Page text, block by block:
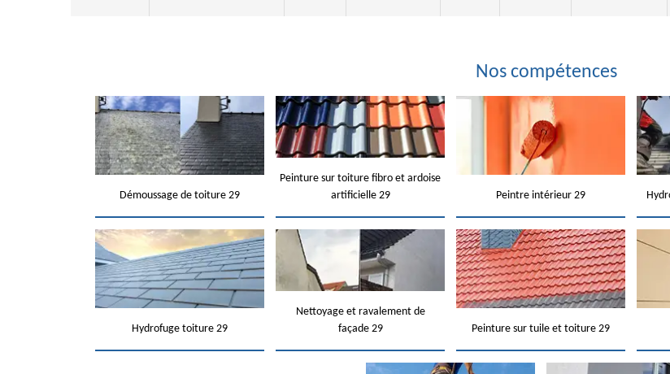
Nos compétences
Démoussage de toiture 29
Peinture sur toiture fibro et ardoise
artificielle 29
Peintre intérieur 29
Hydrofuge toiture 29
Nettoyage et ravalement de
façade 29
Peinture sur tuile et toiture 29